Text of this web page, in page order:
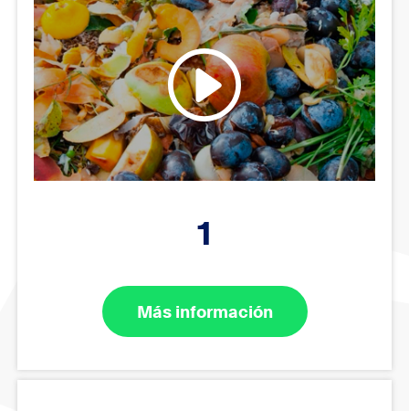
1
Más información